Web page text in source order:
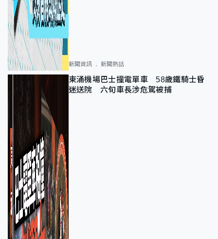
新聞資訊 新聞熱話
東涌機場巴士撞電單車 58歲鐵騎士昏
迷送院 六旬車長涉危駕被捕